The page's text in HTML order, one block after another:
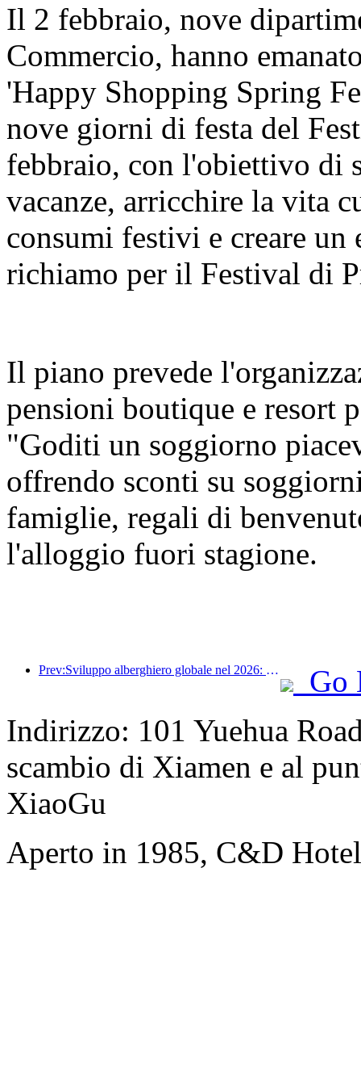
Il 2 febbraio, nove
Commercio, hanno
'Happy Shopping Spring
nove giorni di festa del
febbraio, con l'obiettivo di
vacanze, arricchire la vita
consumi festivi e creare un
richiamo per il Festival di
Il piano prevede
pensioni boutique e resort
"Goditi un soggiorno
offrendo sconti su
famiglie, regali di
l'alloggio fuori stagione.
Prev:Sviluppo alberghiero globale nel 2026: Shanghai al primo posto per l'aggiunta di nuove camere
Go
Indirizzo: 101 Yuehua
scambio di Xiamen e al
XiaoGu
Aperto in 1985, C&D